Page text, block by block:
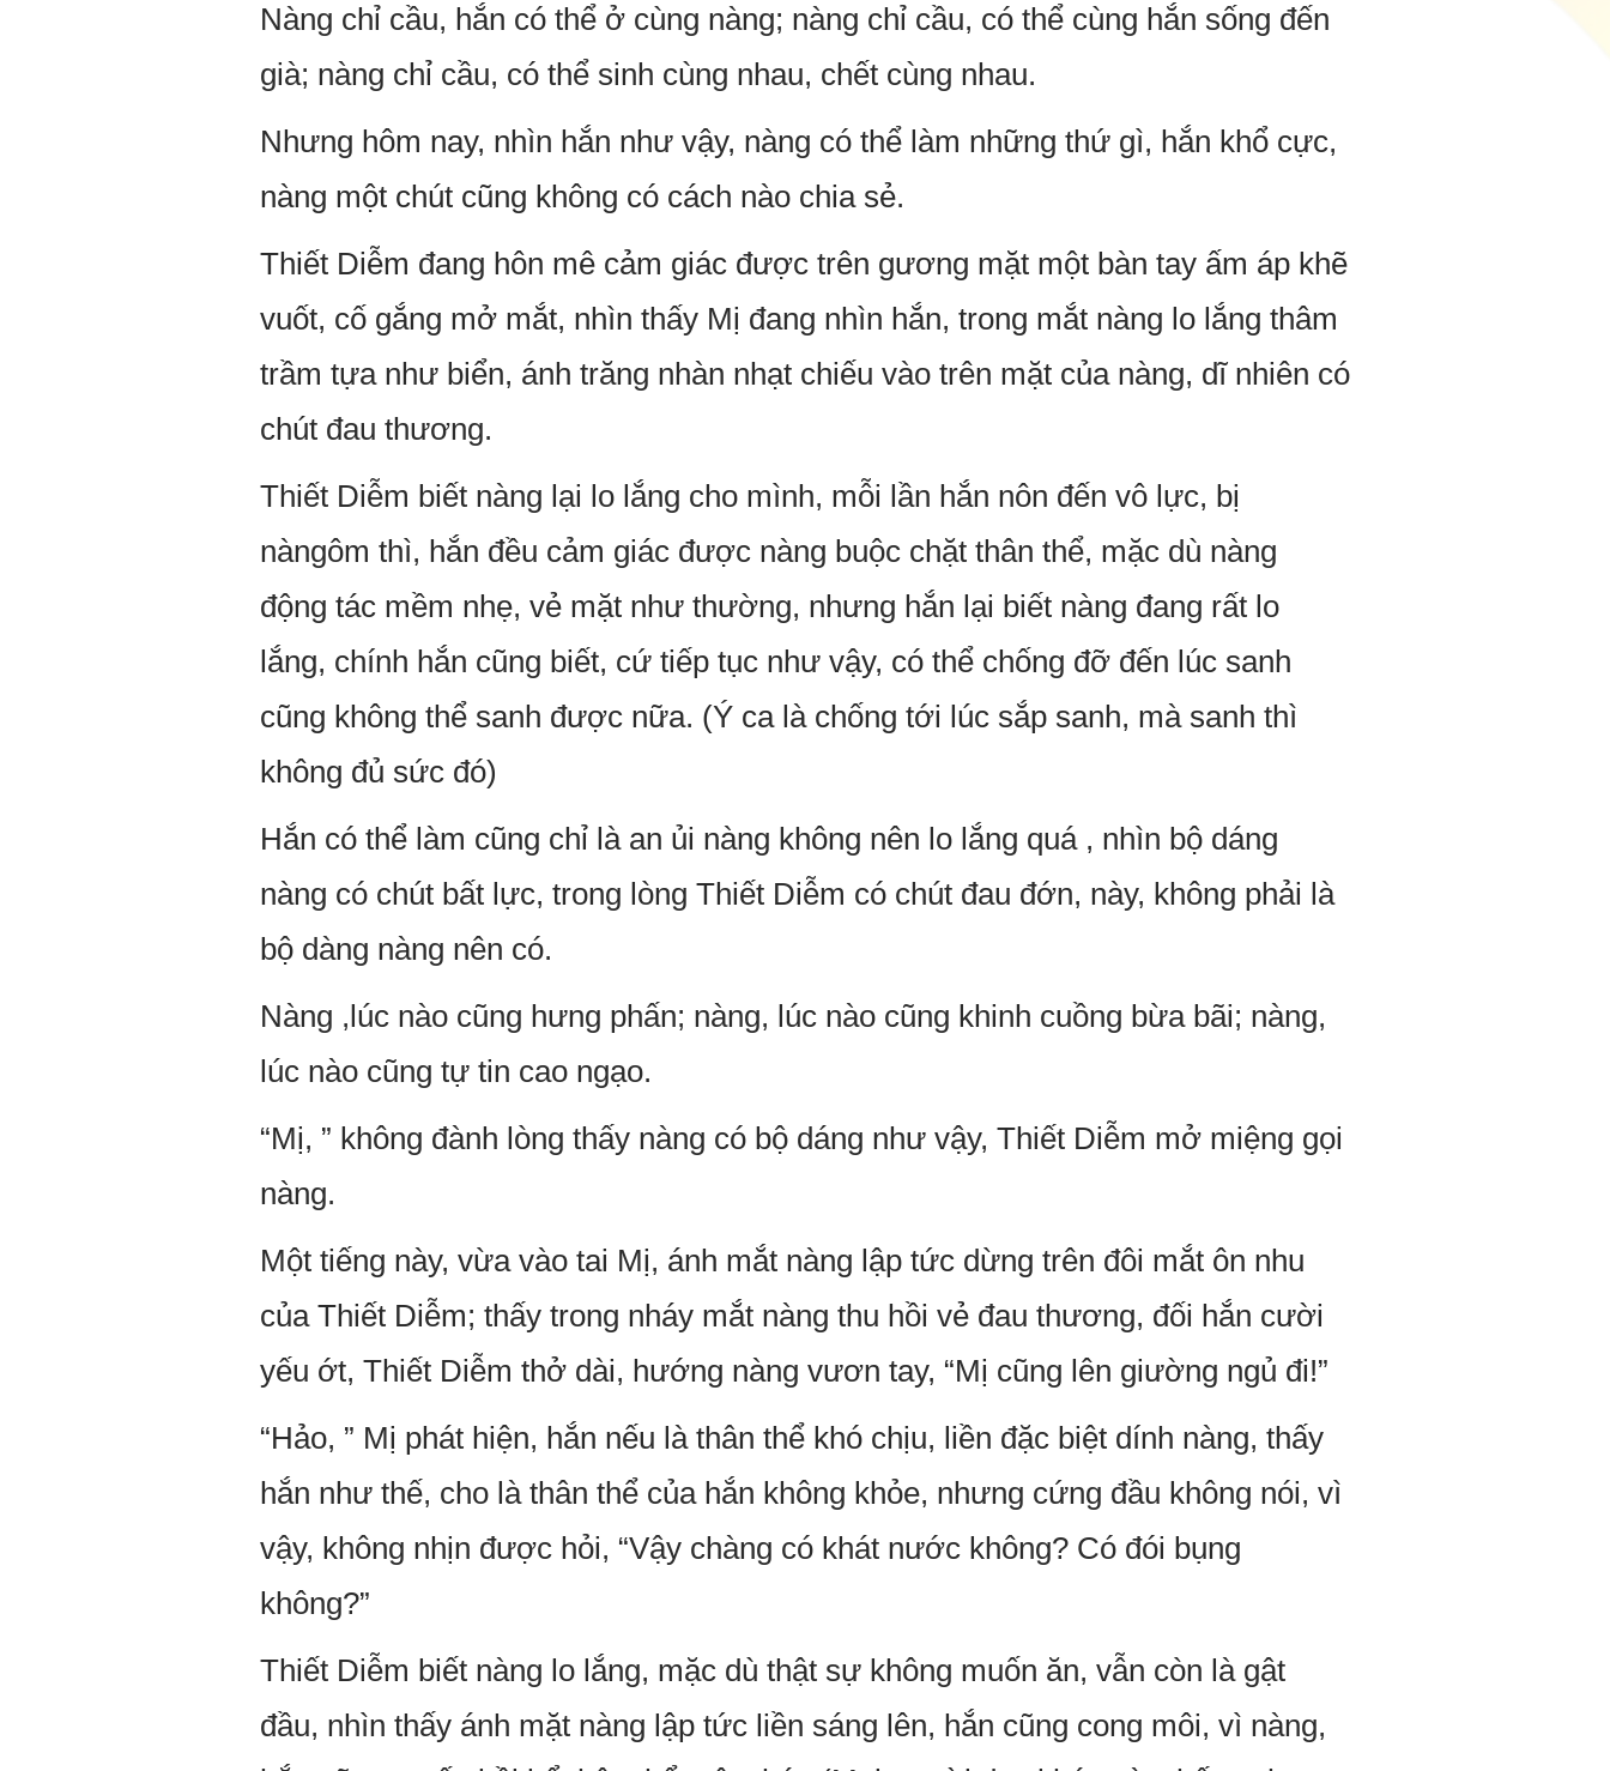
Nàng chỉ cầu, hắn có thể ở cùng nàng; nàng chỉ cầu, có thể cùng hắn sống đến
già; nàng chỉ cầu, có thể sinh cùng nhau, chết cùng nhau.
Nhưng hôm nay, nhìn hắn như vậy, nàng có thể làm những thứ gì, hắn khổ cực,
nàng một chút cũng không có cách nào chia sẻ.
Thiết Diễm đang hôn mê cảm giác được trên gương mặt một bàn tay ấm áp khẽ
vuốt, cố gắng mở mắt, nhìn thấy Mị đang nhìn hắn, trong mắt nàng lo lắng thâm
trầm tựa như biển, ánh trăng nhàn nhạt chiếu vào trên mặt của nàng, dĩ nhiên có
chút đau thương.
Thiết Diễm biết nàng lại lo lắng cho mình, mỗi lần hắn nôn đến vô lực, bị
nàngôm thì, hắn đều cảm giác được nàng buộc chặt thân thể, mặc dù nàng
động tác mềm nhẹ, vẻ mặt như thường, nhưng hắn lại biết nàng đang rất lo
lắng, chính hắn cũng biết, cứ tiếp tục như vậy, có thể chống đỡ đến lúc sanh
cũng không thể sanh được nữa. (Ý ca là chống tới lúc sắp sanh, mà sanh thì
không đủ sức đó)
Hắn có thể làm cũng chỉ là an ủi nàng không nên lo lắng quá , nhìn bộ dáng
nàng có chút bất lực, trong lòng Thiết Diễm có chút đau đớn, này, không phải là
bộ dàng nàng nên có.
Nàng ,lúc nào cũng hưng phấn; nàng, lúc nào cũng khinh cuồng bừa bãi; nàng,
lúc nào cũng tự tin cao ngạo.
“Mị, ” không đành lòng thấy nàng có bộ dáng như vậy, Thiết Diễm mở miệng gọi
nàng.
Một tiếng này, vừa vào tai Mị, ánh mắt nàng lập tức dừng trên đôi mắt ôn nhu
của Thiết Diễm; thấy trong nháy mắt nàng thu hồi vẻ đau thương, đối hắn cười
yếu ớt, Thiết Diễm thở dài, hướng nàng vươn tay, “Mị cũng lên giường ngủ đi!”
“Hảo, ” Mị phát hiện, hắn nếu là thân thể khó chịu, liền đặc biệt dính nàng, thấy
hắn như thế, cho là thân thể của hắn không khỏe, nhưng cứng đầu không nói, vì
vậy, không nhịn được hỏi, “Vậy chàng có khát nước không? Có đói bụng
không?”
Thiết Diễm biết nàng lo lắng, mặc dù thật sự không muốn ăn, vẫn còn là gật
đầu, nhìn thấy ánh mặt nàng lập tức liền sáng lên, hắn cũng cong môi, vì nàng,